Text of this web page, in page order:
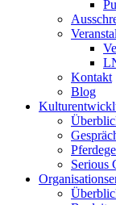
Kontakt
Blog
Serious